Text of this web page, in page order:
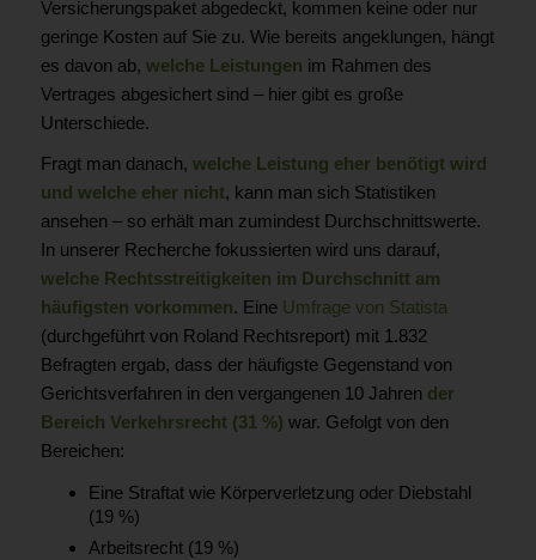
Versicherungspaket abgedeckt, kommen keine oder nur
geringe Kosten auf Sie zu. Wie bereits angeklungen, hängt
es davon ab, welche Leistungen im Rahmen des
Vertrages abgesichert sind – hier gibt es große
Unterschiede.
Fragt man danach, welche Leistung eher benötigt wird
und welche eher nicht, kann man sich Statistiken
ansehen – so erhält man zumindest Durchschnittswerte.
In unserer Recherche fokussierten wird uns darauf,
welche Rechtsstreitigkeiten im Durchschnitt am
häufigsten vorkommen. Eine Umfrage von Statista
(durchgeführt von Roland Rechtsreport) mit 1.832
Befragten ergab, dass der häufigste Gegenstand von
Gerichtsverfahren in den vergangenen 10 Jahren der
Bereich Verkehrsrecht (31 %) war. Gefolgt von den
Bereichen:
Eine Straftat wie Körperverletzung oder Diebstahl
(19 %)
Arbeitsrecht (19 %)